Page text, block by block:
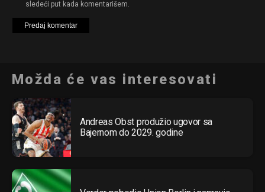
sledeći put kada komentarišem.
Možda će vas interesovati
Andreas Obst produžio ugovor sa
Bajernom do 2029. godine